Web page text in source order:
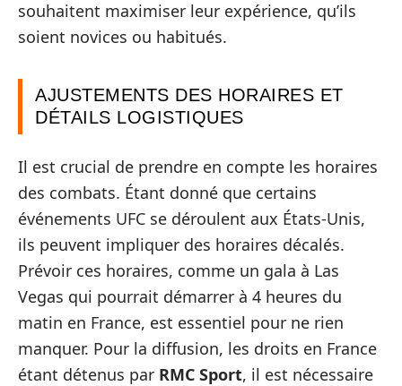
souhaitent maximiser leur expérience, qu’ils
soient novices ou habitués.
AJUSTEMENTS DES HORAIRES ET
DÉTAILS LOGISTIQUES
Il est crucial de prendre en compte les horaires
des combats. Étant donné que certains
événements UFC se déroulent aux États-Unis,
ils peuvent impliquer des horaires décalés.
Prévoir ces horaires, comme un gala à Las
Vegas qui pourrait démarrer à 4 heures du
matin en France, est essentiel pour ne rien
manquer. Pour la diffusion, les droits en France
étant détenus par RMC Sport, il est nécessaire